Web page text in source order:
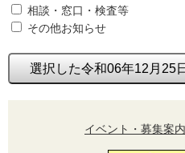
相談・窓口・検査等
その他お知らせ
選択した令和06年12月25
イベント・募集案